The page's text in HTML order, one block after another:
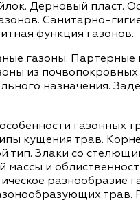
Дерновый пласт.
Санитарно-
функция газонов.
газоны.
из
назначения.
газонных
кущения трав.
тип. Злаки со
и
разнообразие
трав.